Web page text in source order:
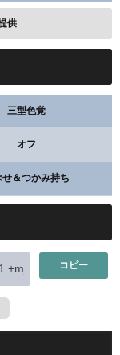
供
三型色覚
オフ
せ＆つかみ持ち
コピー